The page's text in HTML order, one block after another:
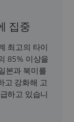
집중
최고의 타이
85% 이상을
본과 북미를
고 강화해 고
하고 있습니